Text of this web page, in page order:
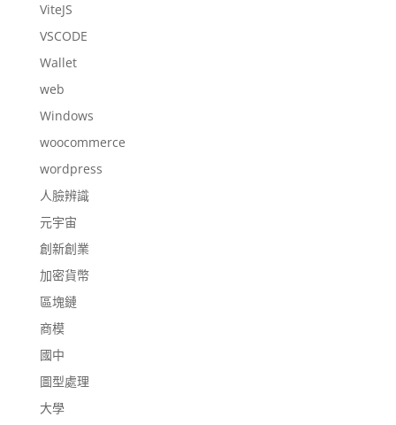
ViteJS
VSCODE
Wallet
web
Windows
woocommerce
wordpress
人臉辨識
元宇宙
創新創業
加密貨幣
區塊鏈
商模
國中
圖型處理
大學